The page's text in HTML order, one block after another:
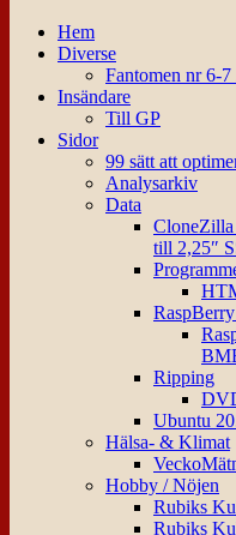
Hem
Diverse
Fantomen nr 6-7
Insändare
Till GP
Sidor
99 sätt att
Analysarkiv
Data
till 2,25″
Ripping
Ubuntu
Hälsa- & Klimat
Hobby / Nöjen
Rubiks
Rubiks